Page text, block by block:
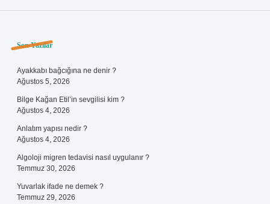
Sidebar
Son Yazılar
Ayakkabı bağcığına ne denir ?
Ağustos 5, 2026
Bilge Kağan Etil’in sevgilisi kim ?
Ağustos 4, 2026
Anlatım yapısı nedir ?
Ağustos 4, 2026
Algoloji migren tedavisi nasıl uygulanır ?
Temmuz 30, 2026
Yuvarlak ifade ne demek ?
Temmuz 29, 2026